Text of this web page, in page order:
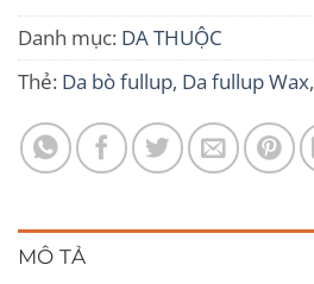
Danh mục: DA THUỘC
Thẻ: Da bò fullup, Da fullup Wax,
MÔ TẢ